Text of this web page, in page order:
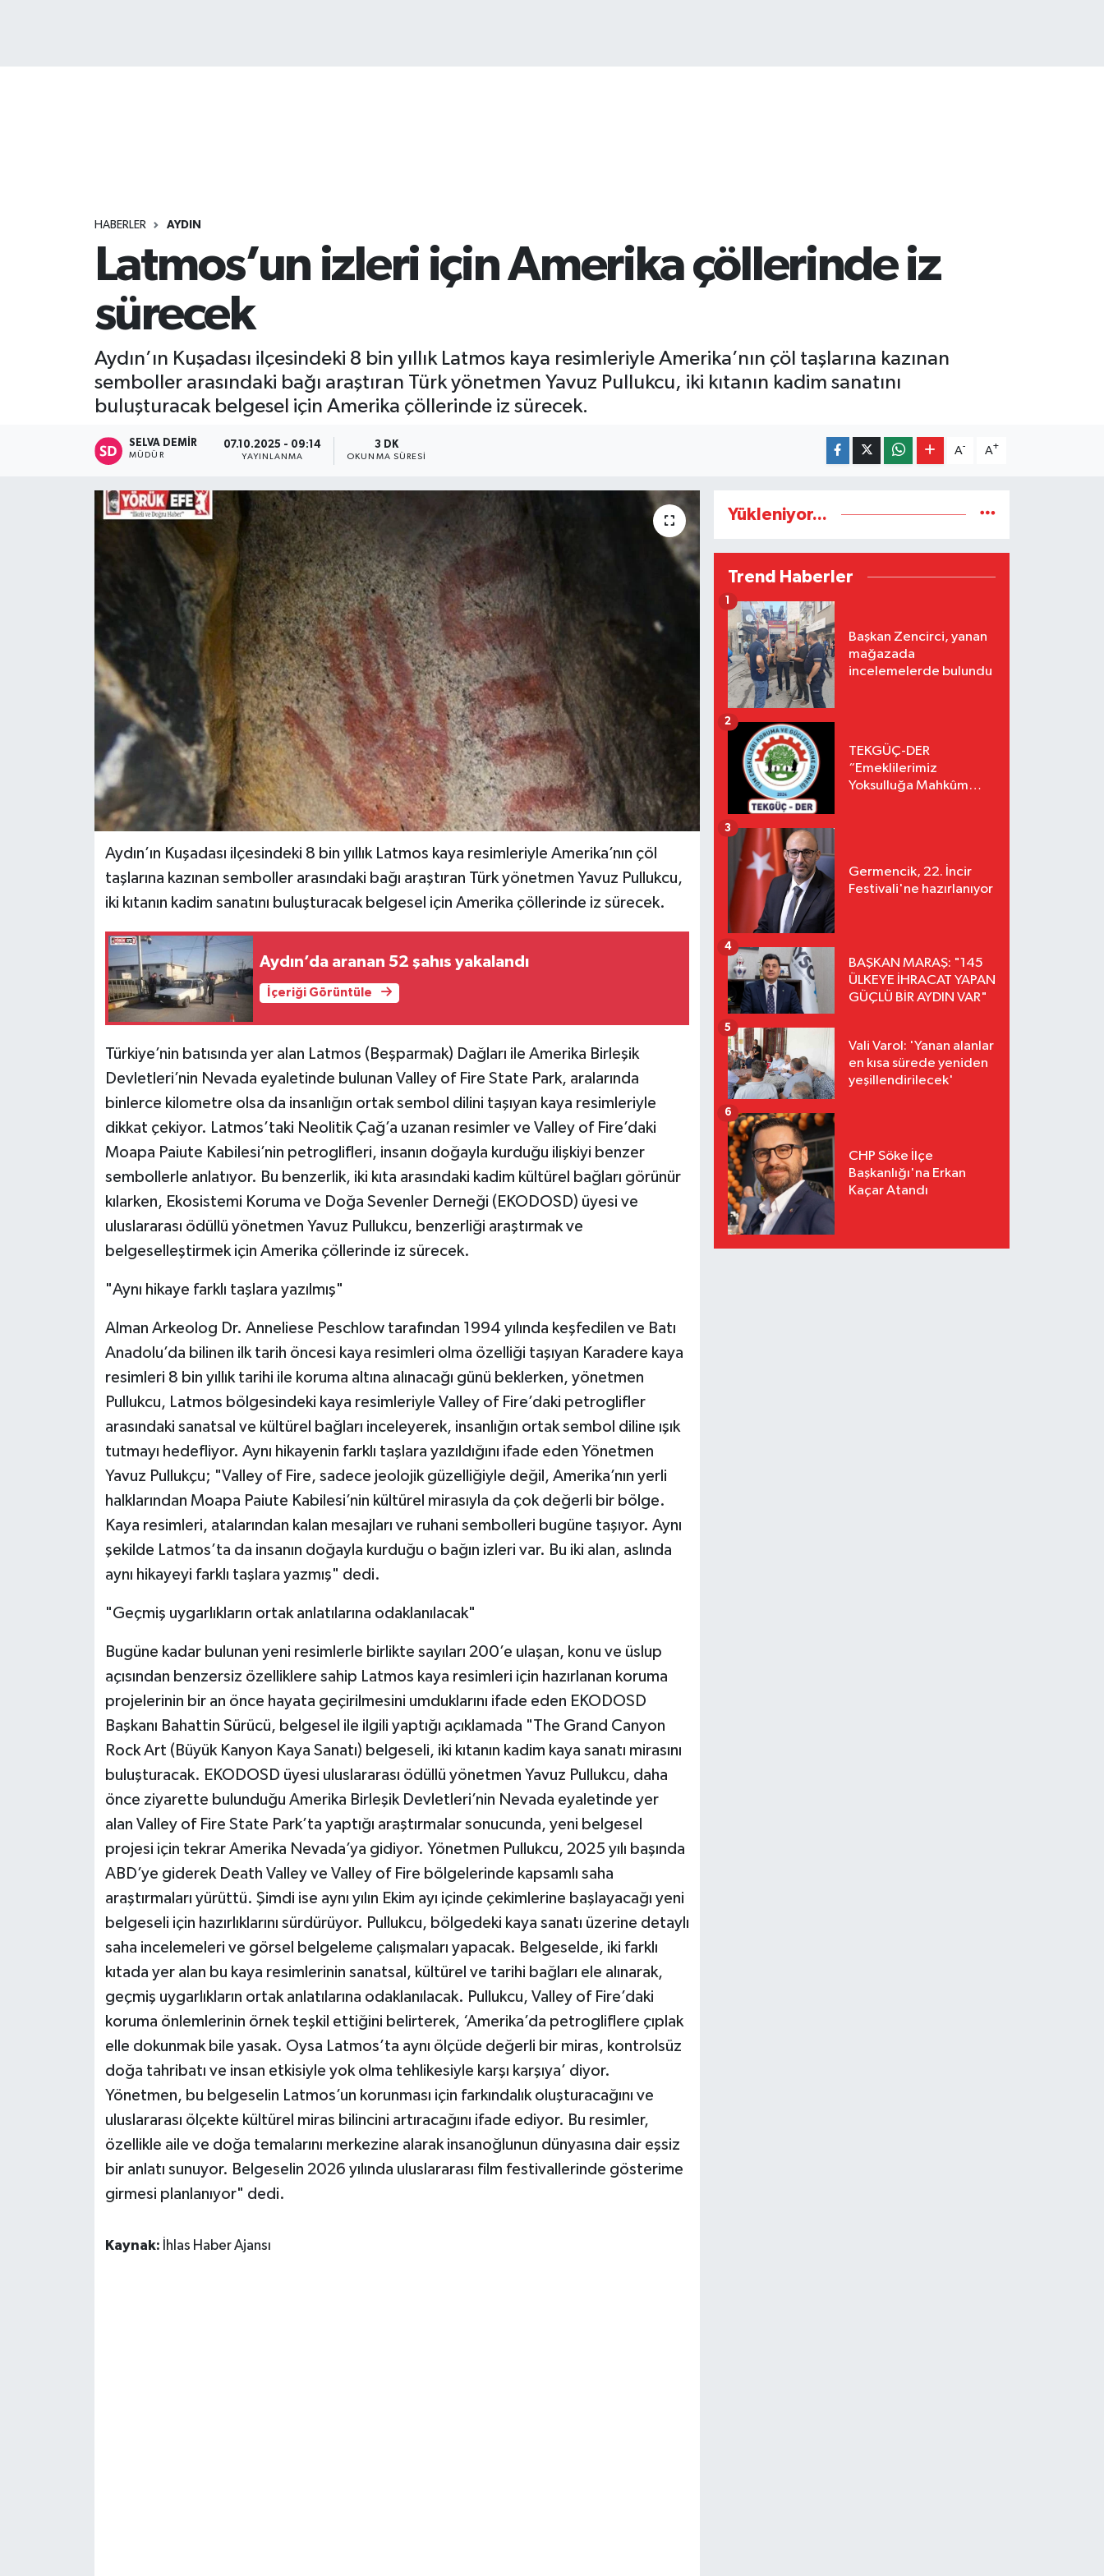
HABERLER AYDIN
Latmos’un izleri için Amerika çöllerinde iz
sürecek
Aydın’ın Kuşadası ilçesindeki 8 bin yıllık Latmos kaya resimleriyle Amerika’nın çöl taşlarına kazınan
semboller arasındaki bağı araştıran Türk yönetmen Yavuz Pullukcu, iki kıtanın kadim sanatını
buluşturacak belgesel için Amerika çöllerinde iz sürecek.
SELVA DEMIR
MÜDÜR
07.10.2025 - 09:14
YAYINLANMA
3 DK
OKUNMA SÜRESI
A- A+
Aydın’ın Kuşadası ilçesindeki 8 bin yıllık Latmos kaya resimleriyle Amerika’nın çöl
taşlarına kazınan semboller arasındaki bağı araştıran Türk yönetmen Yavuz Pullukcu,
iki kıtanın kadim sanatını buluşturacak belgesel için Amerika çöllerinde iz sürecek.
Aydın’da aranan 52 şahıs yakalandı
İçeriği Görüntüle
Türkiye’nin batısında yer alan Latmos (Beşparmak) Dağları ile Amerika Birleşik
Devletleri’nin Nevada eyaletinde bulunan Valley of Fire State Park, aralarında
binlerce kilometre olsa da insanlığın ortak sembol dilini taşıyan kaya resimleriyle
dikkat çekiyor. Latmos’taki Neolitik Çağ’a uzanan resimler ve Valley of Fire’daki
Moapa Paiute Kabilesi’nin petroglifleri, insanın doğayla kurduğu ilişkiyi benzer
sembollerle anlatıyor. Bu benzerlik, iki kıta arasındaki kadim kültürel bağları görünür
kılarken, Ekosistemi Koruma ve Doğa Sevenler Derneği (EKODOSD) üyesi ve
uluslararası ödüllü yönetmen Yavuz Pullukcu, benzerliği araştırmak ve
belgeselleştirmek için Amerika çöllerinde iz sürecek.
"Aynı hikaye farklı taşlara yazılmış"
Alman Arkeolog Dr. Anneliese Peschlow tarafından 1994 yılında keşfedilen ve Batı
Anadolu’da bilinen ilk tarih öncesi kaya resimleri olma özelliği taşıyan Karadere kaya
resimleri 8 bin yıllık tarihi ile koruma altına alınacağı günü beklerken, yönetmen
Pullukcu, Latmos bölgesindeki kaya resimleriyle Valley of Fire’daki petroglifler
arasındaki sanatsal ve kültürel bağları inceleyerek, insanlığın ortak sembol diline ışık
tutmayı hedefliyor. Aynı hikayenin farklı taşlara yazıldığını ifade eden Yönetmen
Yavuz Pullukçu; "Valley of Fire, sadece jeolojik güzelliğiyle değil, Amerika’nın yerli
halklarından Moapa Paiute Kabilesi’nin kültürel mirasıyla da çok değerli bir bölge.
Kaya resimleri, atalarından kalan mesajları ve ruhani sembolleri bugüne taşıyor. Aynı
şekilde Latmos’ta da insanın doğayla kurduğu o bağın izleri var. Bu iki alan, aslında
aynı hikayeyi farklı taşlara yazmış" dedi.
"Geçmiş uygarlıkların ortak anlatılarına odaklanılacak"
Bugüne kadar bulunan yeni resimlerle birlikte sayıları 200’e ulaşan, konu ve üslup
açısından benzersiz özelliklere sahip Latmos kaya resimleri için hazırlanan koruma
projelerinin bir an önce hayata geçirilmesini umduklarını ifade eden EKODOSD
Başkanı Bahattin Sürücü, belgesel ile ilgili yaptığı açıklamada "The Grand Canyon
Rock Art (Büyük Kanyon Kaya Sanatı) belgeseli, iki kıtanın kadim kaya sanatı mirasını
buluşturacak. EKODOSD üyesi uluslararası ödüllü yönetmen Yavuz Pullukcu, daha
önce ziyarette bulunduğu Amerika Birleşik Devletleri’nin Nevada eyaletinde yer
alan Valley of Fire State Park’ta yaptığı araştırmalar sonucunda, yeni belgesel
projesi için tekrar Amerika Nevada’ya gidiyor. Yönetmen Pullukcu, 2025 yılı başında
ABD’ye giderek Death Valley ve Valley of Fire bölgelerinde kapsamlı saha
araştırmaları yürüttü. Şimdi ise aynı yılın Ekim ayı içinde çekimlerine başlayacağı yeni
belgeseli için hazırlıklarını sürdürüyor. Pullukcu, bölgedeki kaya sanatı üzerine detaylı
saha incelemeleri ve görsel belgeleme çalışmaları yapacak. Belgeselde, iki farklı
kıtada yer alan bu kaya resimlerinin sanatsal, kültürel ve tarihi bağları ele alınarak,
geçmiş uygarlıkların ortak anlatılarına odaklanılacak. Pullukcu, Valley of Fire’daki
koruma önlemlerinin örnek teşkil ettiğini belirterek, ‘Amerika’da petrogliflere çıplak
elle dokunmak bile yasak. Oysa Latmos’ta aynı ölçüde değerli bir miras, kontrolsüz
doğa tahribatı ve insan etkisiyle yok olma tehlikesiyle karşı karşıya’ diyor.
Yönetmen, bu belgeselin Latmos’un korunması için farkındalık oluşturacağını ve
uluslararası ölçekte kültürel miras bilincini artıracağını ifade ediyor. Bu resimler,
özellikle aile ve doğa temalarını merkezine alarak insanoğlunun dünyasına dair eşsiz
bir anlatı sunuyor. Belgeselin 2026 yılında uluslararası film festivallerinde gösterime
girmesi planlanıyor" dedi.
Kaynak: İhlas Haber Ajansı
Yükleniyor...
Trend Haberler
Başkan Zencirci, yanan
mağazada
incelemelerde bulundu
1
TEKGÜÇ-DER
“Emeklilerimiz
Yoksulluğa Mahkûm
2
Germencik, 22. İncir
Festivali'ne hazırlanıyor
3
BAŞKAN MARAŞ: "145
ÜLKEYE İHRACAT YAPAN
GÜÇLÜ BİR AYDIN VAR"
4
Vali Varol: 'Yanan alanlar
en kısa sürede yeniden
yeşillendirilecek'
5
CHP Söke İlçe
Başkanlığı'na Erkan
Kaçar Atandı
6